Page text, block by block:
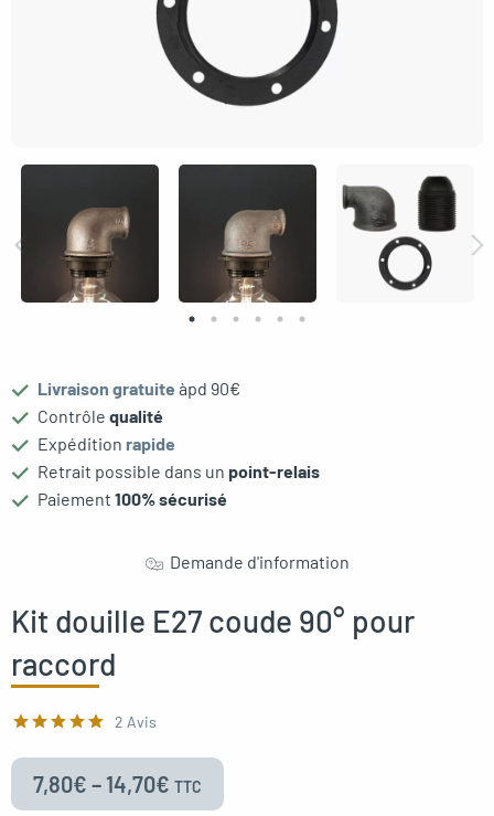
Livraison gratuite àpd 90€
Contrôle qualité
Expédition rapide
Retrait possible dans un point-relais
Paiement 100% sécurisé
Demande d'information
Kit douille E27 coude 90° pour
raccord
2 Avis
7,80€ – 14,70€ TTC
menu
menu